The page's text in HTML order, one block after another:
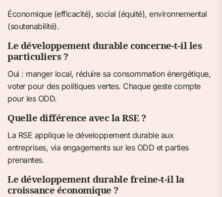
Économique (efficacité), social (équité), environnemental
(soutenabilité).
Le développement durable concerne-t-il les
particuliers ?
Oui : manger local, réduire sa consommation énergétique,
voter pour des politiques vertes. Chaque geste compte
pour les ODD.
Quelle différence avec la RSE ?
La RSE applique le développement durable aux
entreprises, via engagements sur les ODD et parties
prenantes.
Le développement durable freine-t-il la
croissance économique ?